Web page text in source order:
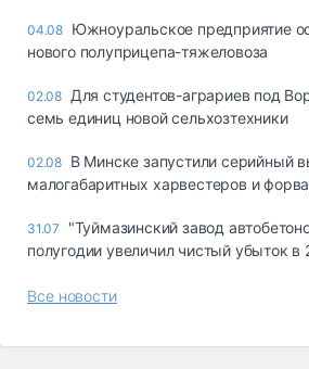
04.08 Южноуральское предприятие
нового полуприцепа-тяжеловоза
02.08 Для студентов-аграриев под
семь единиц новой сельхозтехники
02.08 В Минске запустили серийный
малогабаритных харвестеров и
31.07
"Туймазинский завод
полугодии увеличил чистый убыток в
Все новости